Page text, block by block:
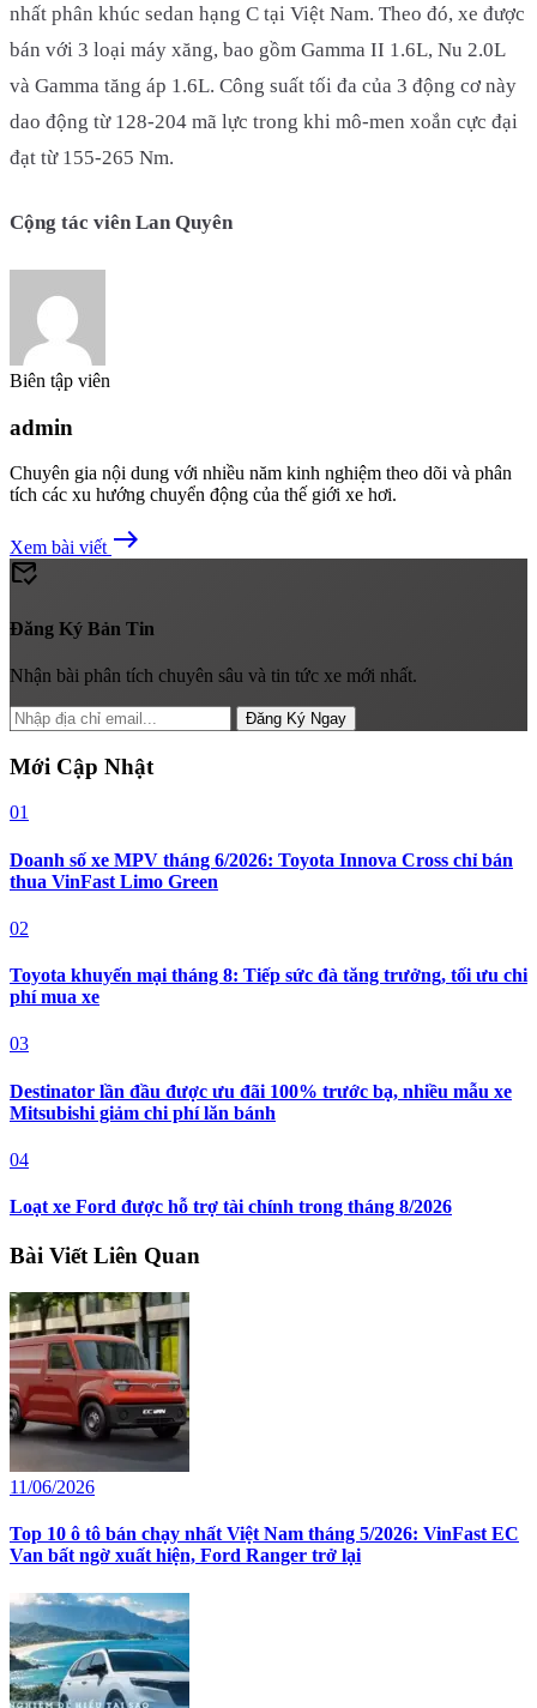
nhất phân khúc sedan hạng C tại Việt Nam. Theo đó, xe được
bán với 3 loại máy xăng, bao gồm Gamma II 1.6L, Nu 2.0L
và Gamma tăng áp 1.6L. Công suất tối đa của 3 động cơ này
dao động từ 128-204 mã lực trong khi mô-men xoắn cực đại
đạt từ 155-265 Nm.
Cộng tác viên Lan Quyên
Biên tập viên
admin
Chuyên gia nội dung với nhiều năm kinh nghiệm theo dõi và phân
tích các xu hướng chuyển động của thế giới xe hơi.
Xem bài viết east
mark_email_read
Đăng Ký Bản Tin
Nhận bài phân tích chuyên sâu và tin tức xe mới nhất.
Đăng Ký Ngay
Mới Cập Nhật
01
Doanh số xe MPV tháng 6/2026: Toyota Innova Cross chỉ bán
thua VinFast Limo Green
02
Toyota khuyến mại tháng 8: Tiếp sức đà tăng trưởng, tối ưu chi
phí mua xe
03
Destinator lần đầu được ưu đãi 100% trước bạ, nhiều mẫu xe
Mitsubishi giảm chi phí lăn bánh
04
Loạt xe Ford được hỗ trợ tài chính trong tháng 8/2026
Bài Viết Liên Quan
11/06/2026
Top 10 ô tô bán chạy nhất Việt Nam tháng 5/2026: VinFast EC
Van bất ngờ xuất hiện, Ford Ranger trở lại